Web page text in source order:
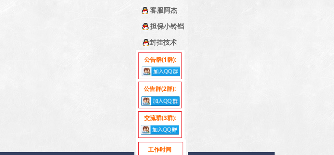
工作时间
公告群(1群):
客服阿杰
担保小铃铛
封挂技术
公告群(2群):
交流群(3群):